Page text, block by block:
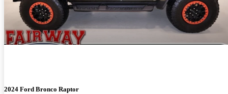
2024 Ford Bronco Raptor